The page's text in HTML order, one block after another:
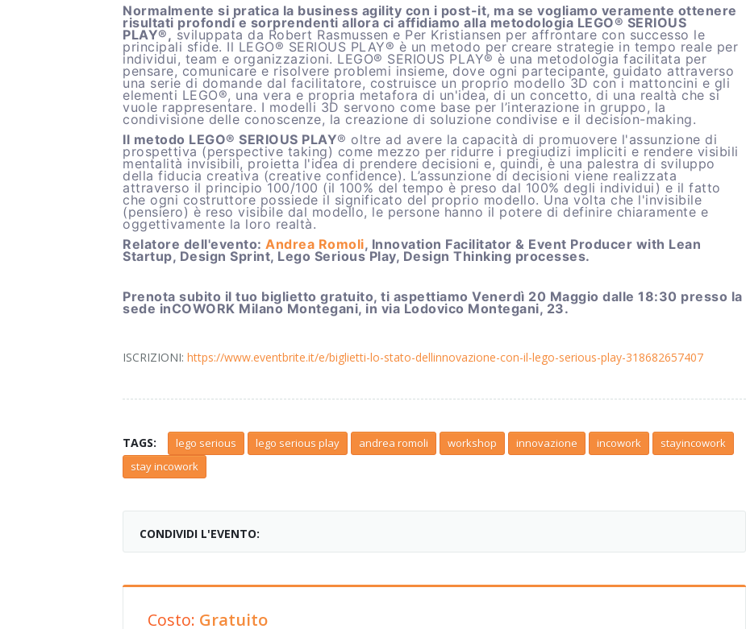
Normalmente si pratica la business agility con i post-it, ma se vogliamo veramente ottenere
risultati profondi e sorprendenti allora ci affidiamo alla metodologia LEGO® SERIOUS
PLAY®, sviluppata da Robert Rasmussen e Per Kristiansen per affrontare con successo le
principali sfide. Il LEGO® SERIOUS PLAY® è un metodo per creare strategie in tempo reale per
individui, team e organizzazioni. LEGO® SERIOUS PLAY® è una metodologia facilitata per
pensare, comunicare e risolvere problemi insieme, dove ogni partecipante, guidato attraverso
una serie di domande dal facilitatore, costruisce un proprio modello 3D con i mattoncini e gli
elementi LEGO®, una vera e propria metafora di un'idea, di un concetto, di una realtà che si
vuole rappresentare. I modelli 3D servono come base per l’interazione in gruppo, la
condivisione delle conoscenze, la creazione di soluzione condivise e il decision-making.
Il metodo LEGO® SERIOUS PLAY® oltre ad avere la capacità di promuovere l'assunzione di
prospettiva (perspective taking) come mezzo per ridurre i pregiudizi impliciti e rendere visibili
mentalità invisibili, proietta l'idea di prendere decisioni e, quindi, è una palestra di sviluppo
della fiducia creativa (creative confidence). L’assunzione di decisioni viene realizzata
attraverso il principio 100/100 (il 100% del tempo è preso dal 100% degli individui) e il fatto
che ogni costruttore possiede il significato del proprio modello. Una volta che l'invisibile
(pensiero) è reso visibile dal modello, le persone hanno il potere di definire chiaramente e
oggettivamente la loro realtà.
Relatore dell'evento: Andrea Romoli, Innovation Facilitator & Event Producer with Lean
Startup, Design Sprint, Lego Serious Play, Design Thinking processes.
Prenota subito il tuo biglietto gratuito, ti aspettiamo Venerdì 20 Maggio dalle 18:30 presso la
sede inCOWORK Milano Montegani, in via Lodovico Montegani, 23.
ISCRIZIONI: https://www.eventbrite.it/e/biglietti-lo-stato-dellinnovazione-con-il-lego-serious-play-318682657407
TAGS: lego serious lego serious play andrea romoli workshop innovazione incowork
stayincowork
stay incowork
CONDIVIDI L'EVENTO:
Costo: Gratuito